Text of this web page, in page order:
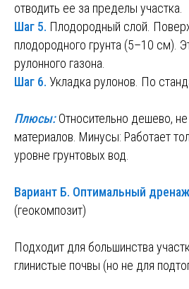
отводить ее за пределы участка.
Шаг 5. Плодородный слой.
плодородного грунта (5–10 см).
рулонного газона.
Шаг 6. Укладка рулонов. По
Плюсы:Относительно дешево,
материалов. Минусы: Работает
уровне грунтовых вод.
Вариант Б. Оптимальный
(геокомпозит)
Подходит для большинства
глинистые почвы (но не для